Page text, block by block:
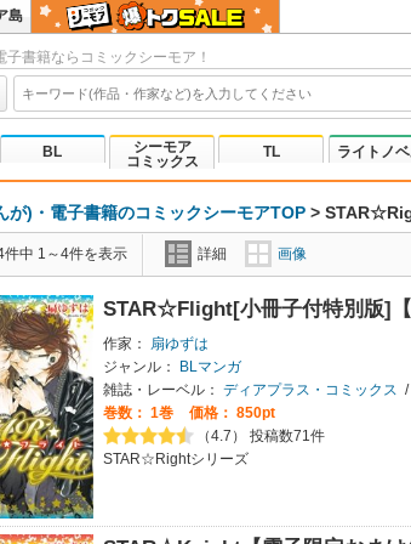
島
書籍ならコミックシーモア！
BL
シーモア
コミックス
TL ライトノ
が)・電子書籍のコミックシーモアTOP >
件中 1～4件を表示 詳細 画像
STAR☆Flight[小冊子付特別版]【
作家：
扇ゆずは
ジャンル：
BLマンガ
雑誌・レーベル： ディアプラス・コミックス /
巻数： 1巻
価格： 850pt
（4.7） 投稿数71件
STAR☆Rightシリーズ